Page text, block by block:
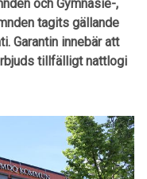
och Gymnasie-,
tagits gällande
Garantin innebär att
tillfälligt nattlogi